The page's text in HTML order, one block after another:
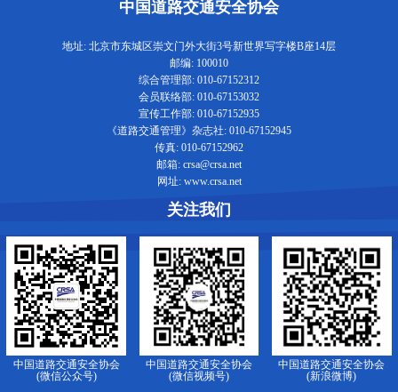
中国道路交通安全协会
地址: 北京市东城区崇文门外大街3号新世界写字楼B座14层
邮编: 100010
综合管理部: 010-67152312
会员联络部: 010-67153032
宣传工作部: 010-67152935
《道路交通管理》杂志社: 010-67152945
传真: 010-67152962
邮箱: crsa@crsa.net
网址: www.crsa.net
关注我们
中国道路交通安全协会
(微信公众号)
中国道路交通安全协会
(微信视频号)
中国道路交通安全协会
(新浪微博)